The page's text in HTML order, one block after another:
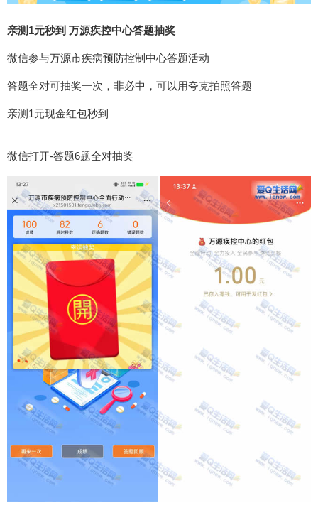
亲测1元秒到 万源疾控中心答题抽奖
微信参与万源市疾病预防控制中心答题活动
答题全对可抽奖一次，非必中，可以用夸克拍照答题
亲测1元现金红包秒到
微信打开-答题6题全对抽奖